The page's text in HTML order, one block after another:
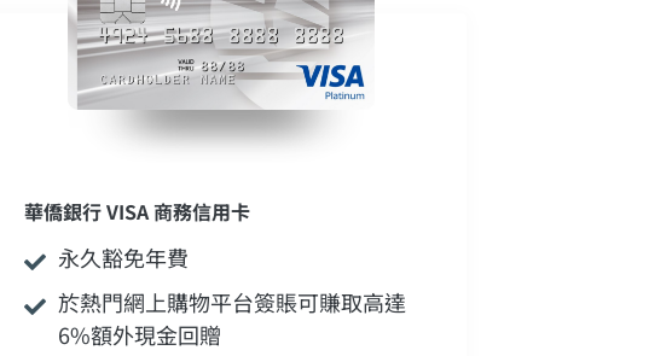
華僑銀行 VISA 商務信用卡
永久豁免年費
於熱門網上購物平台簽賬可賺取高達
6%額外現金回贈